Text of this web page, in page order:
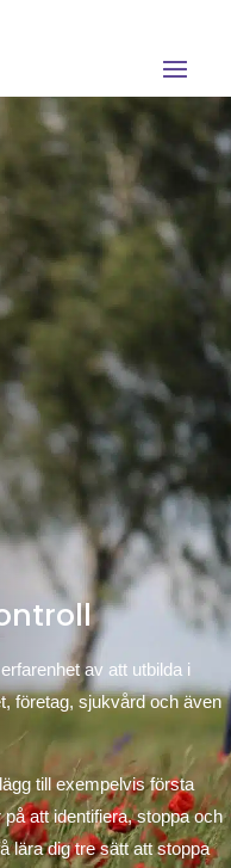
av att utbilda i
företag, sjukvård och även
till exempelvis första
att identifiera, stoppa och
lära dig tre sätt att stoppa